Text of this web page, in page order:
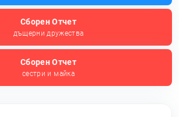
Сборен Отчет
дъщерни дружества
Сборен Отчет
сестри и майка